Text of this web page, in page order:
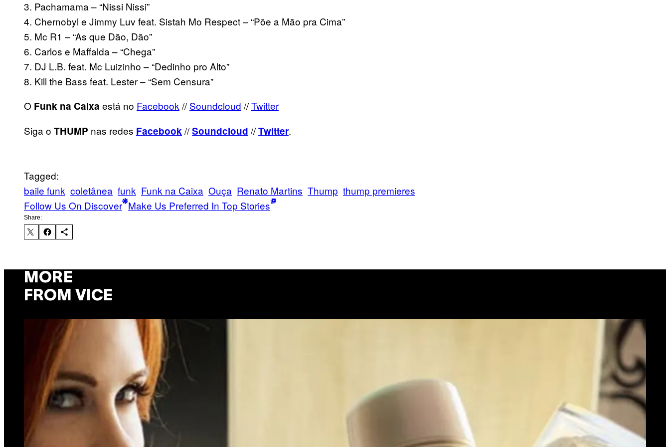
3. Pachamama – “Nissi Nissi”
4. Chernobyl e Jimmy Luv feat. Sistah Mo Respect – “Põe a Mão pra Cima”
5. Mc R1 – “As que Dão, Dão”
6. Carlos e Maffalda – “Chega”
7. DJ L.B. feat. Mc Luizinho – “Dedinho pro Alto”
8. Kill the Bass feat. Lester – “Sem Censura”
O Funk na Caixa está no Facebook //Soundcloud //Twitter
Siga o THUMP nas redes Facebook//Soundcloud //Twitter.
Tagged:
baile funk coletânea funk Funk na Caixa Ouça Renato Martins Thump thump premieres
Follow Us On Discover Make Us Preferred In Top Stories
Share:
MORE
FROM VICE